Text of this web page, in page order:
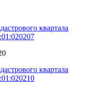
квартала
квартала